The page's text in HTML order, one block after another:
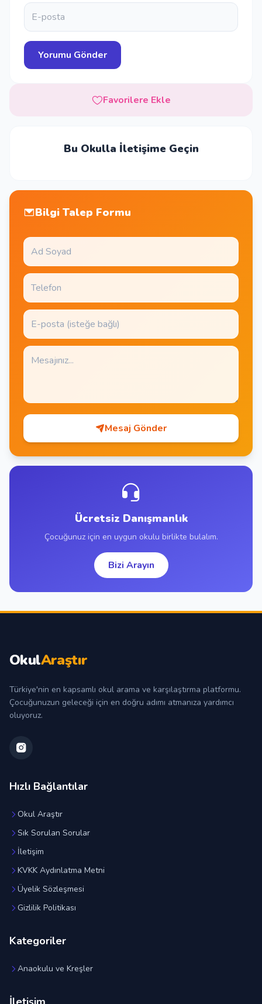
Favorilere Ekle
Bu Okulla İletişime Geçin
Bilgi Talep Formu
Mesaj Gönder
Ücretsiz Danışmanlık
Çocuğunuz için en uygun okulu birlikte bulalım.
Bizi Arayın
OkulAraştır
Türkiye'nin en kapsamlı okul arama ve karşılaştırma platformu.
Çocuğunuzun geleceği için en doğru adımı atmanıza yardımcı
oluyoruz.
Hızlı Bağlantılar
Okul Araştır
Sık Sorulan Sorular
İletişim
KVKK Aydınlatma Metni
Üyelik Sözleşmesi
Gizlilik Politikası
Kategoriler
Anaokulu ve Kreşler